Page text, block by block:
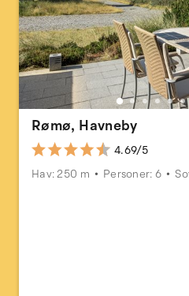
Rømø, Havneby
4.69/5
Hav: 250 m
Personer: 6